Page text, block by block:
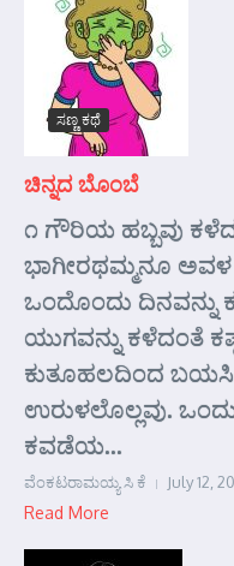
ಸಣ್ಣ ಕಥೆ
ಚಿನ್ನದ ಬೊಂಬೆ
೧ ಗೌರಿಯ ಹಬ್ಬವು
ಭಾಗೀರಥಮ್ಮನೂ
ಒಂದೊಂದು
ಯುಗವನ್ನು ಕಳೆದಂತೆ
ಕುತೂಹಲದಿಂದ
ಉರುಳಲೊಲ್ಲವು.
ಕವಡೆಯ...
ವೆಂಕಟರಾಮಯ್ಯ ಸಿ ಕೆ July 12,
Read More